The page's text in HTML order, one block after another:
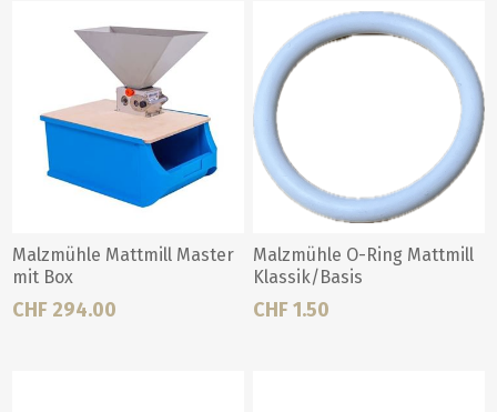
Malzmühle Mattmill Master
mit Box
CHF 294.00
Malzmühle O-Ring Mattmill
Klassik/Basis
CHF 1.50